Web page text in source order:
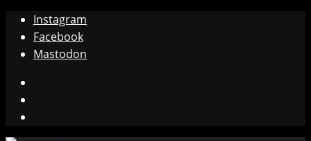
Zum
Inhalt
springen
Instagram
Facebook
Mastodon